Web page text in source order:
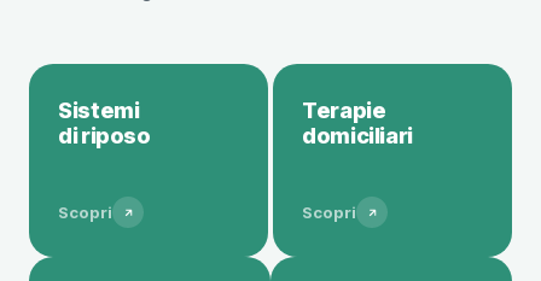
Sistemi
di riposo
Scopri
Terapie
domiciliari
Scopri